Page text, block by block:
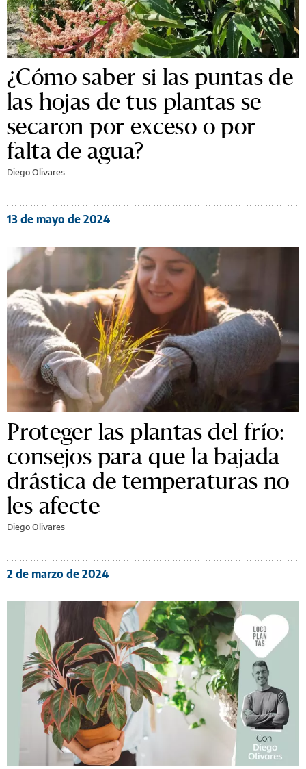
¿Cómo saber si las puntas de
las hojas de tus plantas se
secaron por exceso o por
falta de agua?
Diego Olivares
13 de mayo de 2024
Proteger las plantas del frío:
consejos para que la bajada
drástica de temperaturas no
les afecte
Diego Olivares
2 de marzo de 2024